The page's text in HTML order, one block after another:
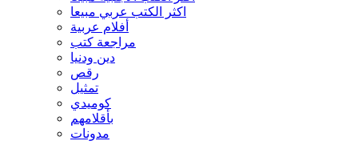
اكثر الكتب عربي مبيعا
أفلام عربية
مراجعة كتب
دين ودنيا
رقص
تمثيل
كوميدي
بأقلامهم
مدونات